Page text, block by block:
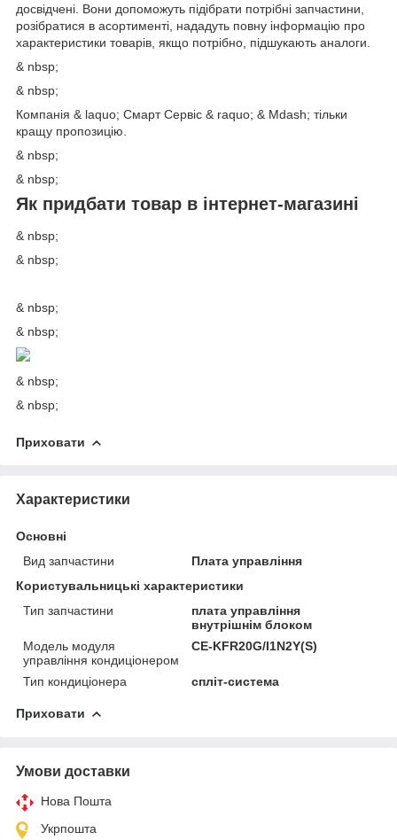
досвідчені. Вони допоможуть підібрати потрібні запчастини,
розібратися в асортименті, нададуть повну інформацію про
характеристики товарів, якщо потрібно, підшукають аналоги.
& nbsp;
& nbsp;
Компанія & laquo; Смарт Сервіс & raquo; & Mdash; тільки
кращу пропозицію.
& nbsp;
& nbsp;
Як придбати товар в інтернет-магазині
& nbsp;
& nbsp;
& nbsp;
& nbsp;
& nbsp;
& nbsp;
Приховати
Характеристики
Основні
Вид запчастини
Плата управління
Користувальницькі характеристики
Тип запчастини
плата управління
внутрішнім блоком
Модель модуля
управління кондиціонером
CE-KFR20G/I1N2Y(S)
Тип кондиціонера спліт-система
Приховати
Умови доставки
Нова Пошта
Укрпошта